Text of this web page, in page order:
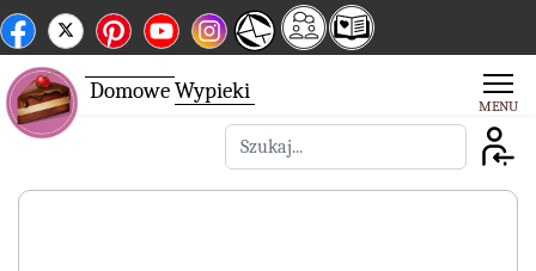
DomoweWypieki
Szukaj